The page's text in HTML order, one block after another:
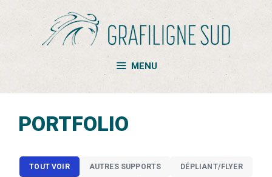
MENU
PORTFOLIO
TOUT VOIR AUTRES SUPPORTS DÉPLIANT/FLYER